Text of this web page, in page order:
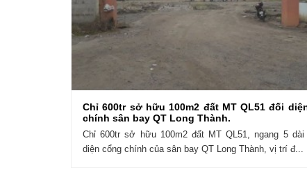
Chỉ 600tr sở hữu 100m2 đất MT QL51 đối
chính sân bay QT Long Thành.
Chỉ 600tr sở hữu 100m2 đất MT QL51, ngang 5 dài
diện cổng chính của sân bay QT Long Thành, vị trí đ...